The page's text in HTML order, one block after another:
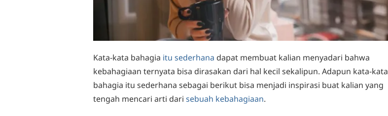
Kata-kata bahagia itu sederhana dapat membuat kalian menyadari bahwa
kebahagiaan ternyata bisa dirasakan dari hal kecil sekalipun. Adapun kata-kata
bahagia itu sederhana sebagai berikut bisa menjadi inspirasi buat kalian yang
tengah mencari arti dari sebuah kebahagiaan.